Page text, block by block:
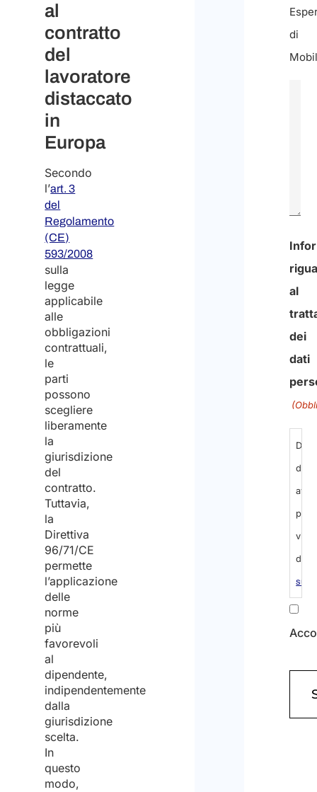
al
contratto
del
lavoratore
distaccato
in
Europa
Secondo
l’art. 3
del
Regolamento
(CE)
593/2008
sulla
legge
applicabile
alle
obbligazioni
contrattuali,
le
parti
possono
scegliere
liberamente
la
giurisdizione
del
contratto.
Tuttavia,
la
Direttiva
96/71/CE
permette
l’applicazione
delle
norme
più
favorevoli
al
dipendente,
indipendentemente
dalla
giurisdizione
scelta.
In
questo
modo,
di
0
di
600
di
al
dei
dati